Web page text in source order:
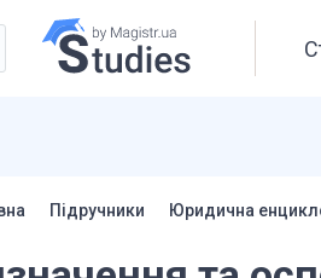
Підручники Юридична